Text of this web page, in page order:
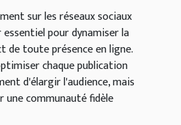
sur les réseaux sociaux
pour dynamiser la
de toute présence en ligne.
chaque publication
d'élargir l'audience, mais
communauté fidèle